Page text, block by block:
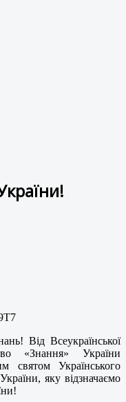
Від Всеукраїнської
«Знання» України
святом Українського
яку відзначаємо